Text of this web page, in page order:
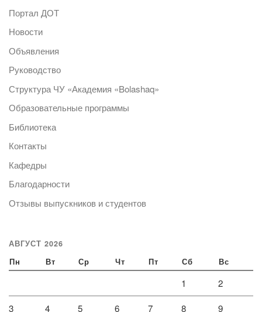
Портал ДОТ
Новости
Объявления
Руководство
Структура ЧУ «Академия «Bolashaq»
Образовательные программы
Библиотека
Контакты
Кафедры
Благодарности
Отзывы выпускников и студентов
АВГУСТ 2026
Пн Вт Ср Чт Пт Сб Вс
1 2
3 4 5 6 7 8 9